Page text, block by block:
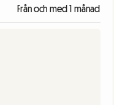
Från och med 1 månad